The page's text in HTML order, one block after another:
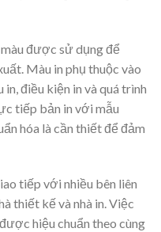
được sử dụng để
Màu in phụ thuộc vào
điều kiện in và quá trình
tiếp bản in với mẫu
hóa là cần thiết để đảm
tiếp với nhiều bên liên
thiết kế và nhà in. Việc
hiệu chuẩn theo cùng